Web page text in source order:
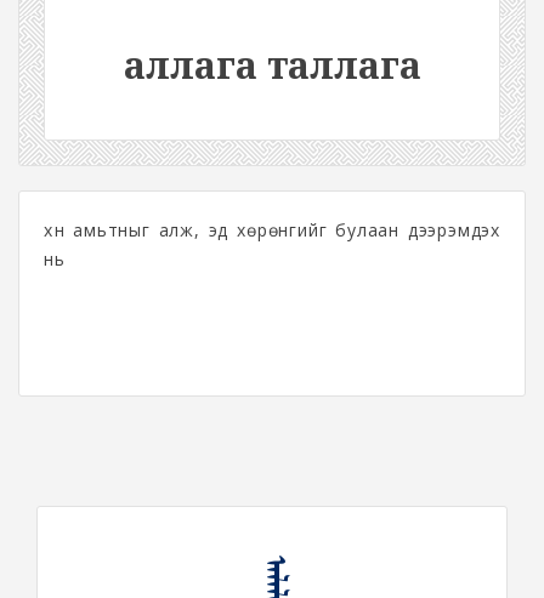
аллага таллага
хүн амьтныг алж, эд хөрөнгийг булаан дээрэмдэх
нь